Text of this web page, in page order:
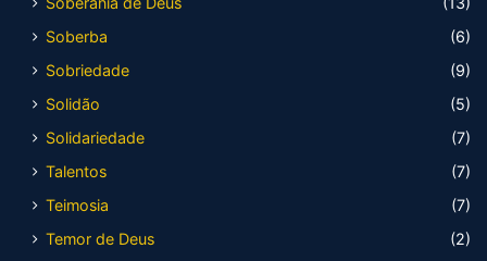
Soberba
(6)
Sobriedade
(9)
Solidão
(5)
Solidariedade
(7)
Talentos
(7)
Teimosia
(7)
Temor de Deus
(2)